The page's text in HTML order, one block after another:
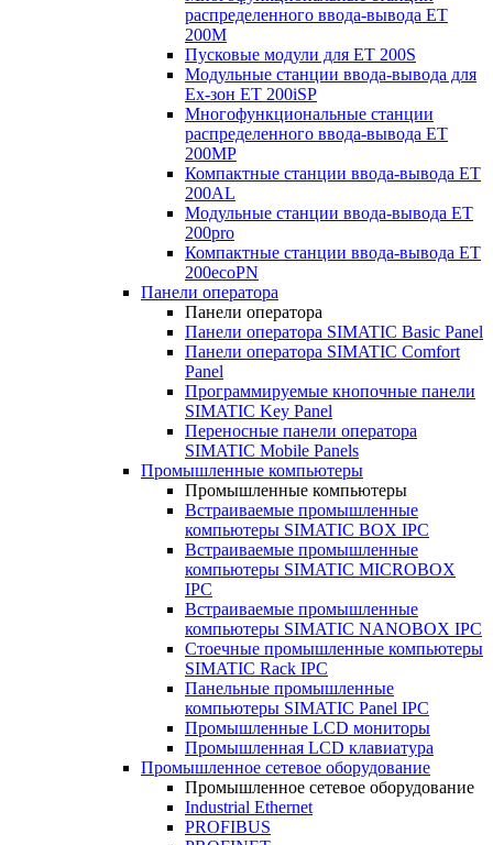
распределенного ввода-вывода ET
200M
Пусковые модули для ET 200S
Модульные станции ввода-вывода для
Ex-зон ET 200iSP
Многофункциональные станции
распределенного ввода-вывода ET
200MP
Компактные станции ввода-вывода ET
200AL
Модульные станции ввода-вывода ET
200pro
Компактные станции ввода-вывода ET
200ecoPN
Панели оператора
Панели оператора
Панели оператора SIMATIC Basic Panel
Панели оператора SIMATIC Comfort
Panel
Программируемые кнопочные панели
SIMATIC Key Panel
Переносные панели оператора
SIMATIC Mobile Panels
Промышленные компьютеры
Промышленные компьютеры
Встраиваемые промышленные
компьютеры SIMATIC BOX IPC
Встраиваемые промышленные
компьютеры SIMATIC MICROBOX
IPC
Встраиваемые промышленные
компьютеры SIMATIC NANOBOX IPC
Стоечные промышленные компьютеры
SIMATIC Rack IPC
Панельные промышленные
компьютеры SIMATIC Panel IPC
Промышленные LCD мониторы
Промышленная LCD клавиатура
Промышленное сетевое оборудование
Промышленное сетевое оборудование
Industrial Ethernet
PROFIBUS